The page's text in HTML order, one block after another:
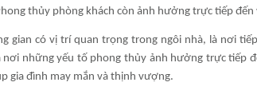
thủy phòng khách còn ảnh hưởng trực tiếp đến
gian có vị trí quan trọng trong ngôi nhà, là nơi
nơi những yếu tố phong thủy ảnh hưởng trực tiếp
gia đình may mắn và thịnh vượng.